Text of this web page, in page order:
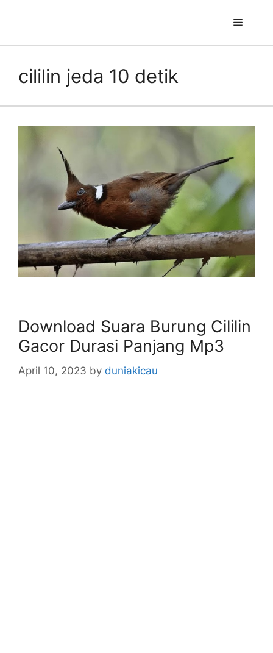
Menu
cililin jeda 10 detik
Download Suara Burung Cililin
Gacor Durasi Panjang Mp3
April 10, 2023 by duniakicau